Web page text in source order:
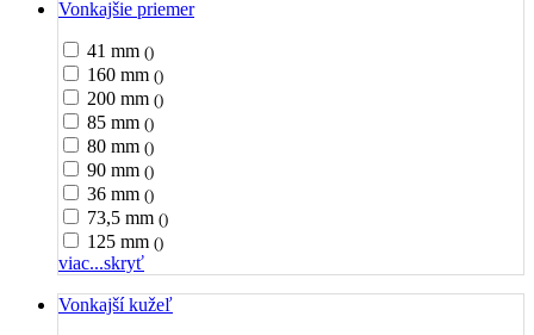
Vonkajšie priemer
41 mm ()
160 mm ()
200 mm ()
85 mm ()
80 mm ()
90 mm ()
36 mm ()
73,5 mm ()
125 mm ()
viac...skryť
Vonkajší kužeľ